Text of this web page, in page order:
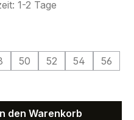
1-2 Tage
50 52 54
56
den
den Warenkorb